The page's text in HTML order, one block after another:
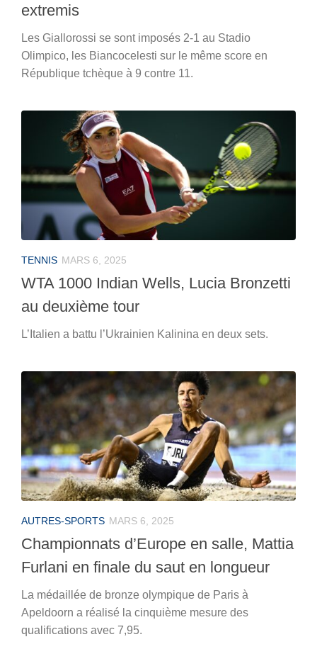
extremis
Les Giallorossi se sont imposés 2-1 au Stadio
Olimpico, les Biancocelesti sur le même score en
République tchèque à 9 contre 11.
TENNIS MARS 6, 2025
WTA 1000 Indian Wells, Lucia Bronzetti
au deuxième tour
L’Italien a battu l’Ukrainien Kalinina en deux sets.
AUTRES-SPORTS MARS 6, 2025
Championnats d’Europe en salle, Mattia
Furlani en finale du saut en longueur
La médaillée de bronze olympique de Paris à
Apeldoorn a réalisé la cinquième mesure des
qualifications avec 7,95.